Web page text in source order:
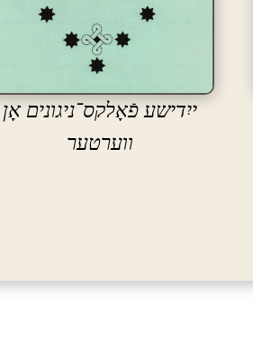
ייִדישע פֿאָלקס־ניגונים אָן
ווערטער